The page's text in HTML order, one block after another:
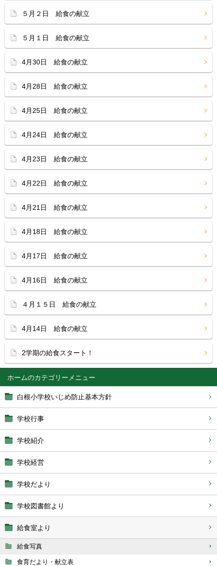
ホーム
白根小学校いじめ防止基本方針
学校行事
学校紹介
学校経営
学校だより
学校図書館より
給食室より
給食写真
食育だより・献立表
５月２日 給食の献立
５月１日 給食の献立
4月30日 給食の献立
4月28日 給食の献立
4月25日 給食の献立
4月24日 給食の献立
4月23日 給食の献立
4月22日 給食の献立
4月21日 給食の献立
4月18日 給食の献立
4月17日 給食の献立
4月16日 給食の献立
４月１５日 給食の献立
4月14日 給食の献立
2学期の給食スタート！